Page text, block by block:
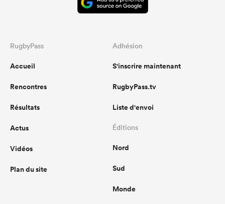
RugbyPass
Accueil
Rencontres
Résultats
Actus
Vidéos
Plan du site
Adhésion
S'inscrire maintenant
RugbyPass.tv
Liste d'envoi
Éditions
Nord
Sud
Monde